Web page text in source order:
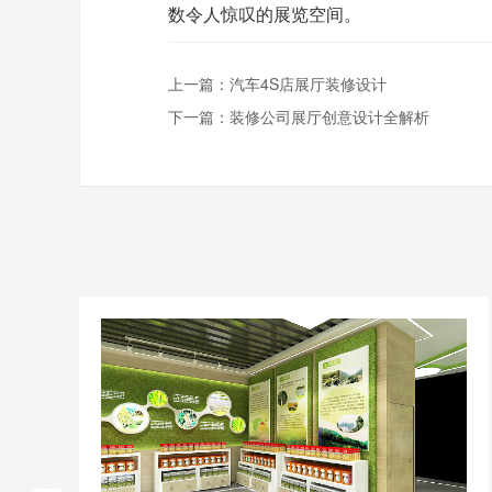
数令人惊叹的展览空间。
上一篇： 汽车4S店展厅装修设计
下一篇： 装修公司展厅创意设计全解析